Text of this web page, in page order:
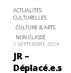
ACTUALITÉS
CULTURELLES
CULTURE & ARTS
NON CLASSÉ
1 SEPTEMBRE 2024
JR –
Déplacé.e.s